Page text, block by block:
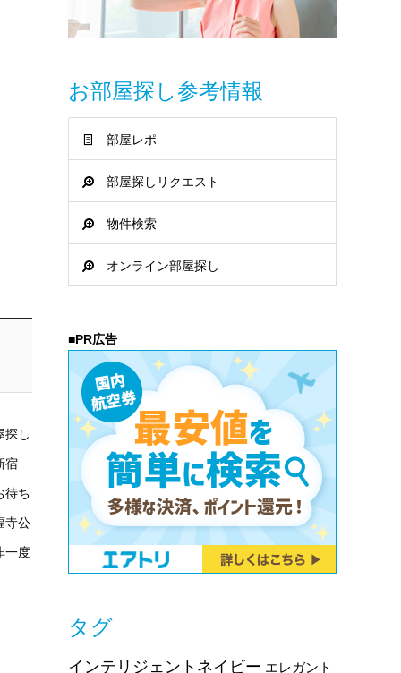
探し
宿
待ち
寺公
一度
お部屋探し参考情報
部屋レポ
部屋探しリクエスト
物件検索
オンライン部屋探し
■PR広告
タグ
インテリジェントネイビー エレガント